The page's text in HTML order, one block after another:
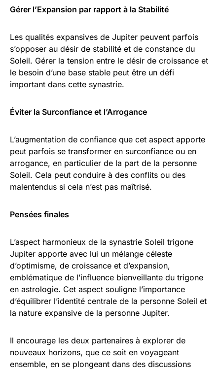
Gérer l’Expansion par rapport à la Stabilité
Les qualités expansives de Jupiter peuvent parfois
s’opposer au désir de stabilité et de constance du
Soleil. Gérer la tension entre le désir de croissance et
le besoin d’une base stable peut être un défi
important dans cette synastrie.
Éviter la Surconfiance et l’Arrogance
L’augmentation de confiance que cet aspect apporte
peut parfois se transformer en surconfiance ou en
arrogance, en particulier de la part de la personne
Soleil. Cela peut conduire à des conflits ou des
malentendus si cela n’est pas maîtrisé.
Pensées finales
L’aspect harmonieux de la synastrie Soleil trigone
Jupiter apporte avec lui un mélange céleste
d’optimisme, de croissance et d’expansion,
emblématique de l’influence bienveillante du trigone
en astrologie. Cet aspect souligne l’importance
d’équilibrer l’identité centrale de la personne Soleil et
la nature expansive de la personne Jupiter.
Il encourage les deux partenaires à explorer de
nouveaux horizons, que ce soit en voyageant
ensemble, en se plongeant dans des discussions